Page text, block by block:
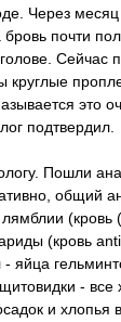
Через
почти
Сейчас
круглые
это
подтвердил.
Пошли
общий
(кровь
(кровь
- яйца
- все
и хлопья